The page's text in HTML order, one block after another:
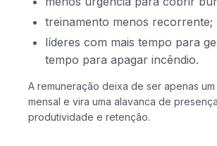
treinamento menos recorrente;
líderes com mais tempo para
tempo para apagar incêndio.
A remuneração deixa de ser apenas
mensal e vira uma alavanca de presença,
produtividade e retenção.